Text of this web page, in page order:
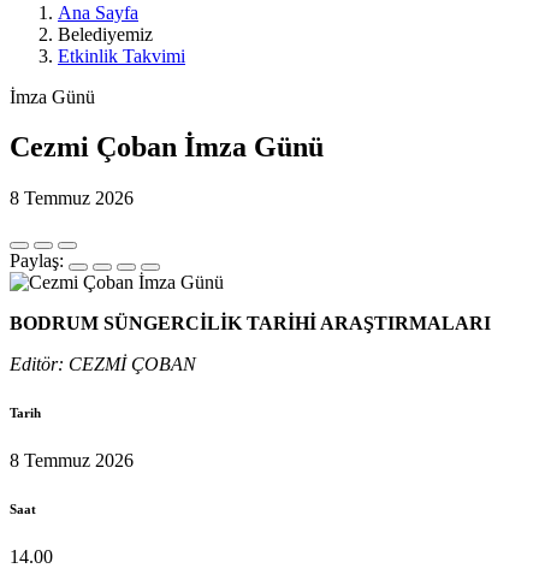
Ana Sayfa
Belediyemiz
Etkinlik Takvimi
İmza Günü
Cezmi Çoban İmza Günü
8 Temmuz 2026
Paylaş:
BODRUM SÜNGERCİLİK TARİHİ ARAŞTIRMALARI
Editör: CEZMİ ÇOBAN
Tarih
8 Temmuz 2026
Saat
14.00